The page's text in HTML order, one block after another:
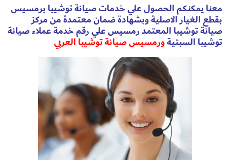
معنا يمكنكم الحصول علي خدمات صيانة توشيبا برمسيس
بقطع الغيار الاصلية وبشهادة ضمان معتمدة من مركز
صيانة توشيبا المعتمد رمسيس علي رقم خدمة عملاء صيانة
توشيبا السبتيةورمسيس صيانة توشيبا العربي